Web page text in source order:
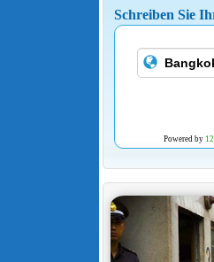
Schreiben Sie
Powered by